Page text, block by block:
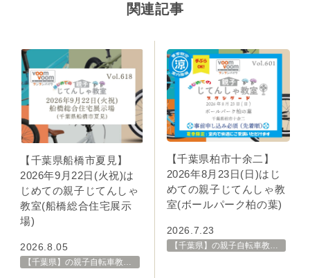
関連記事
【千葉県船橋市夏見】
2026年9月22日(火祝)は
じめての親子じてんしゃ
教室(船橋総合住宅展示
場)
2026.8.05
【千葉県柏市十余二】
2026年8月23日(日)はじ
めての親子じてんしゃ教
室(ボールパーク柏の葉)
2026.7.23
【千葉県】の親子自転車教室・イベント 開催スケジュール一覧